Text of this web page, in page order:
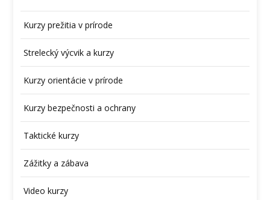
Kurzy prežitia v prírode
Strelecký výcvik a kurzy
Kurzy orientácie v prírode
Kurzy bezpečnosti a ochrany
Taktické kurzy
Zážitky a zábava
Video kurzy